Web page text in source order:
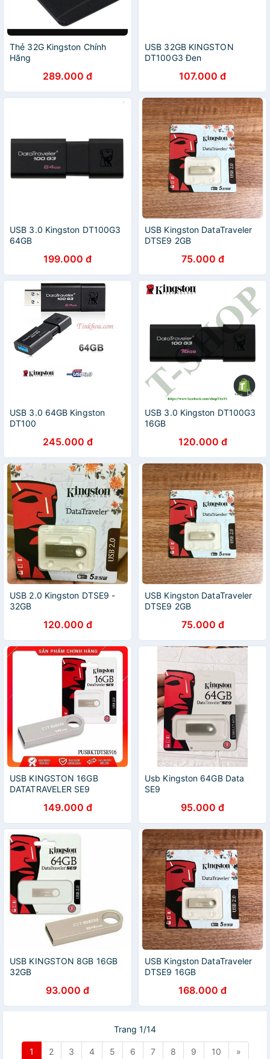
Thẻ 32G Kingston Chính
Hãng
289.000 đ
USB 32GB KINGSTON
DT100G3 Đen
107.000 đ
USB 3.0 Kingston DT100G3
64GB
199.000 đ
USB Kingston DataTraveler
DTSE9 2GB
75.000 đ
USB 3.0 64GB Kingston
DT100
245.000 đ
USB 3.0 Kingston DT100G3
16GB
120.000 đ
USB 2.0 Kingston DTSE9 -
32GB
120.000 đ
USB Kingston DataTraveler
DTSE9 2GB
75.000 đ
USB KINGSTON 16GB
DATATRAVELER SE9
149.000 đ
Usb Kingston 64GB Data
SE9
95.000 đ
USB KINGSTON 8GB 16GB
32GB
93.000 đ
USB Kingston DataTraveler
DTSE9 16GB
168.000 đ
Trang 1/14
1 2 3 4 5 6 7 8 9 10 »